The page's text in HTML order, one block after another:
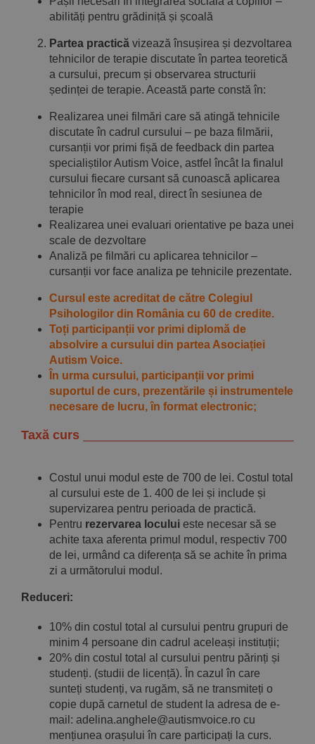
abilități pentru grădiniță și școală
Partea practică vizează însușirea și dezvoltarea
tehnicilor de terapie discutate în partea teoretică
a cursului, precum și observarea structurii
ședinței de terapie. Această parte constă în:
Realizarea unei filmări care să atingă tehnicile
discutate în cadrul cursului – pe baza filmării,
cursanții vor primi fișă de feedback din partea
specialiștilor Autism Voice, astfel încât la finalul
cursului fiecare cursant să cunoască aplicarea
tehnicilor în mod real, direct în sesiunea de
terapie
Realizarea unei evaluari orientative pe baza unei
scale de dezvoltare
Analiză pe filmări cu aplicarea tehnicilor –
cursanții vor face analiza pe tehnicile prezentate.
Cursul este acreditat de către Colegiul
Psihologilor din România cu 60 de credite.
Toți participanții vor primi diplomă de
absolvire a cursului din partea Asociației
Autism Voice.
În urma cursului, participanții vor primi
suportul de curs, prezentările și instrumentele
necesare de lucru, în format electronic;
Taxă curs
Costul unui modul este de 700 de lei. Costul total
al cursului este de 1. 400 de lei și include și
supervizarea pentru perioada de practică.
Pentru rezervarea locului este necesar să se
achite taxa aferenta primul modul, respectiv 700
de lei, urmând ca diferența să se achite în prima
zi a următorului modul.
Reduceri:
10% din costul total al cursului pentru grupuri de
minim 4 persoane din cadrul aceleași instituții;
20% din costul total al cursului pentru părinți și
studenți. (studii de licență). În cazul în care
sunteți studenți, va rugăm, să ne transmiteți o
copie după carnetul de student la adresa de e-
mail: adelina.anghele@autismvoice.ro cu
mențiunea orașului în care participați la curs.